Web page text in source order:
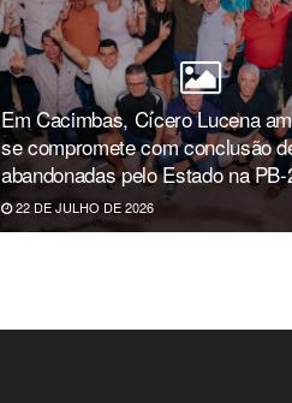
Em Cacimbas, Cícero Lucena
se compromete com conclusão
abandonadas pelo Estado na PB-
22 DE JULHO DE 2026